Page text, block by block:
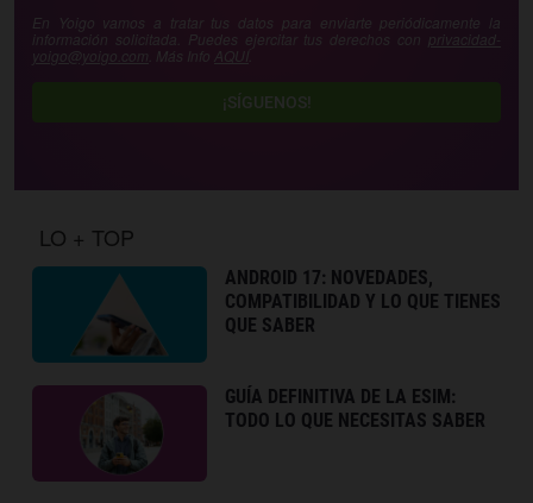
En Yoigo vamos a tratar tus datos para enviarte periódicamente la
información solicitada. Puedes ejercitar tus derechos con privacidad-
yoigo@yoigo.com . Más Info AQUÍ
¡SÍGUENOS!
LO + TOP
ANDROID 17: NOVEDADES,
COMPATIBILIDAD Y LO QUE TIENES
QUE SABER
GUÍA DEFINITIVA DE LA ESIM:
TODO LO QUE NECESITAS SABER